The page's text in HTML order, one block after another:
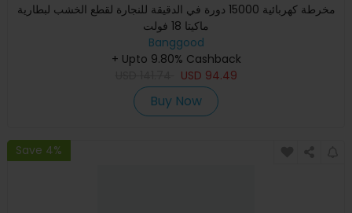
مخرطة كهربائية 15000 دورة في الدقيقة للنجارة لقطع الخشب لبطارية
ماكيتا 18 فولت
Banggood
+ Upto 9.80% Cashback
USD 94.49
Buy Now
Save 4%